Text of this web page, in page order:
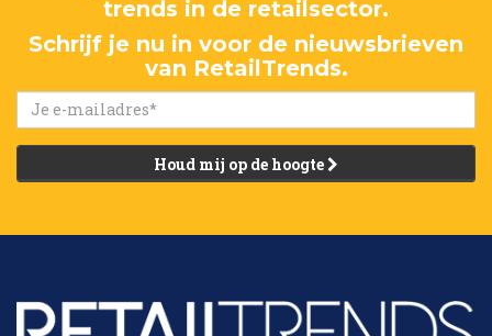
trends in de retailsector.
Schrijf je nu in voor de nieuwsbrieven
van RetailTrends.
Houd mij op de hoogte